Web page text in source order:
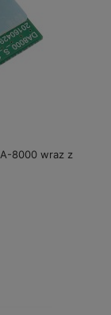
8000 wraz z